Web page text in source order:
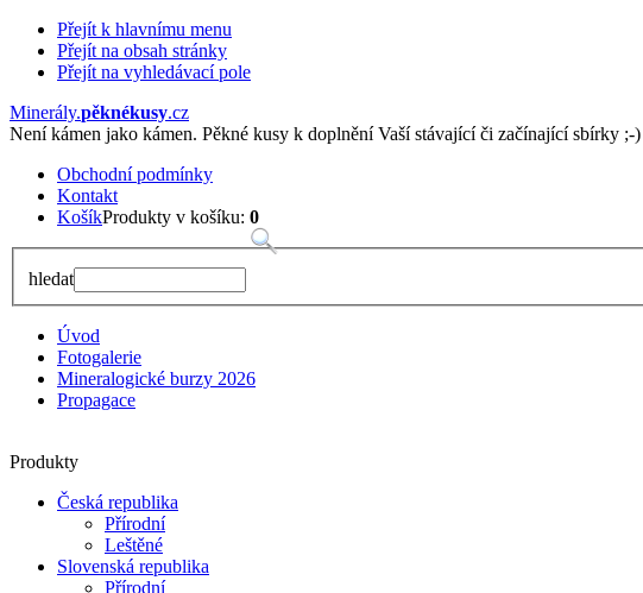
Přejít k hlavnímu menu
Přejít na obsah stránky
Přejít na vyhledávací pole
Minerály.pěknékusy.cz
Není kámen jako kámen. Pěkné kusy k doplnění Vaší stávající či začínající sbírky ;-)
Obchodní podmínky
Kontakt
KošíkProdukty v košíku: 0
hledat
Úvod
Fotogalerie
Mineralogické burzy 2026
Propagace
Produkty
Česká republika
Přírodní
Leštěné
Slovenská republika
Přírodní